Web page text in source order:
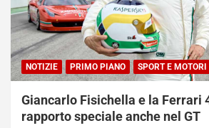
NOTIZIE PRIMO PIANO SPORT E MOTORI
Giancarlo Fisichella e la Ferrari
rapporto speciale anche nel GT